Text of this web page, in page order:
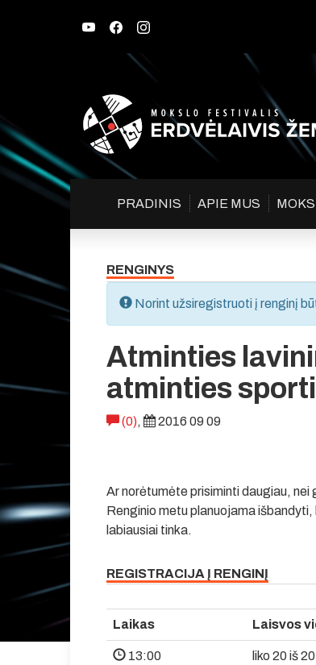
PRADINIS APIE MUS
RENGINYS
Norint užsiregistruoti į renginį
Atminties
atminties
(0), 2016 09 09
Ar norėtumėte prisiminti daugiau,
Renginio metu planuojama
labiausiai tinka.
REGISTRACIJA Į RENGINĮ
Laikas Laisvos
13:00 liko 20 iš 20